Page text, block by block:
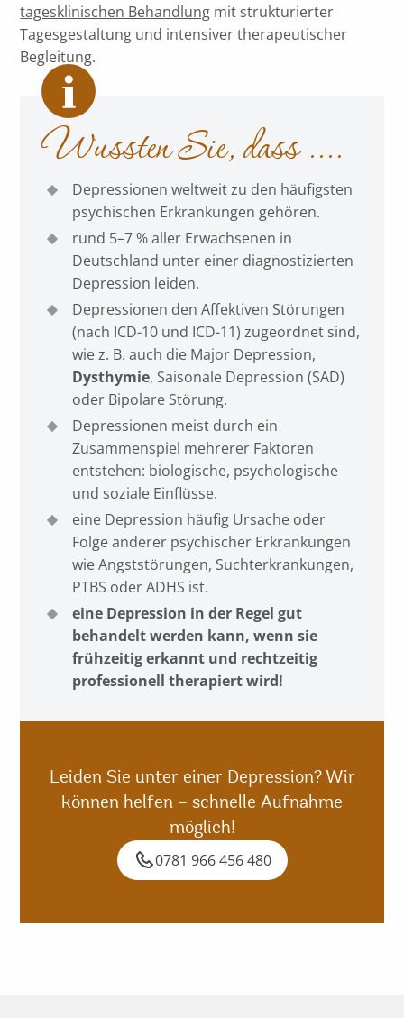
tagesklinischen Behandlung mit strukturierter
Tagesgestaltung und intensiver therapeutischer
Begleitung.
Wussten Sie, dass ....
Depressionen weltweit zu den häufigsten
psychischen Erkrankungen gehören.
rund 5–7 % aller Erwachsenen in
Deutschland unter einer diagnostizierten
Depression leiden.
Depressionen den Affektiven Störungen
(nach ICD-10 und ICD-11) zugeordnet sind,
wie z. B. auch die Major Depression,
Dysthymie, Saisonale Depression (SAD)
oder Bipolare Störung.
Depressionen meist durch ein
Zusammenspiel mehrerer Faktoren
entstehen: biologische, psychologische
und soziale Einflüsse.
eine Depression häufig Ursache oder
Folge anderer psychischer Erkrankungen
wie Angststörungen, Suchterkrankungen,
PTBS oder ADHS ist.
eine Depression in der Regel gut
behandelt werden kann, wenn sie
frühzeitig erkannt und rechtzeitig
professionell therapiert wird!
Leiden Sie unter einer Depression? Wir
können helfen – schnelle Aufnahme
möglich!
0781 966 456 480